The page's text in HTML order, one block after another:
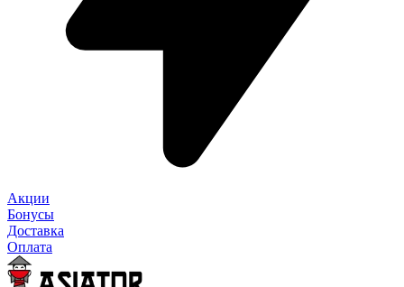
Акции
Бонусы
Доставка
Оплата